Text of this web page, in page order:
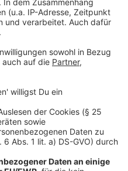
wird in "Paul-Janes-
Leichtathletik-
neuen Theaterhauses
des Hallenbads